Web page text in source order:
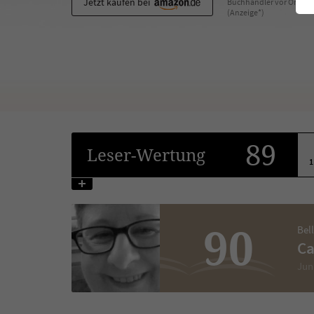
(Anzeige*)
Leser-Wertung 89
1
90